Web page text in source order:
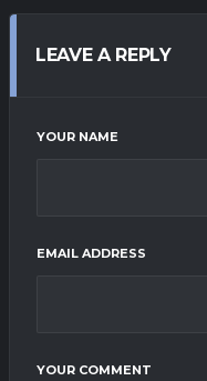
LEAVE A REPLY
YOUR NAME
EMAIL ADDRESS
YOUR COMMENT